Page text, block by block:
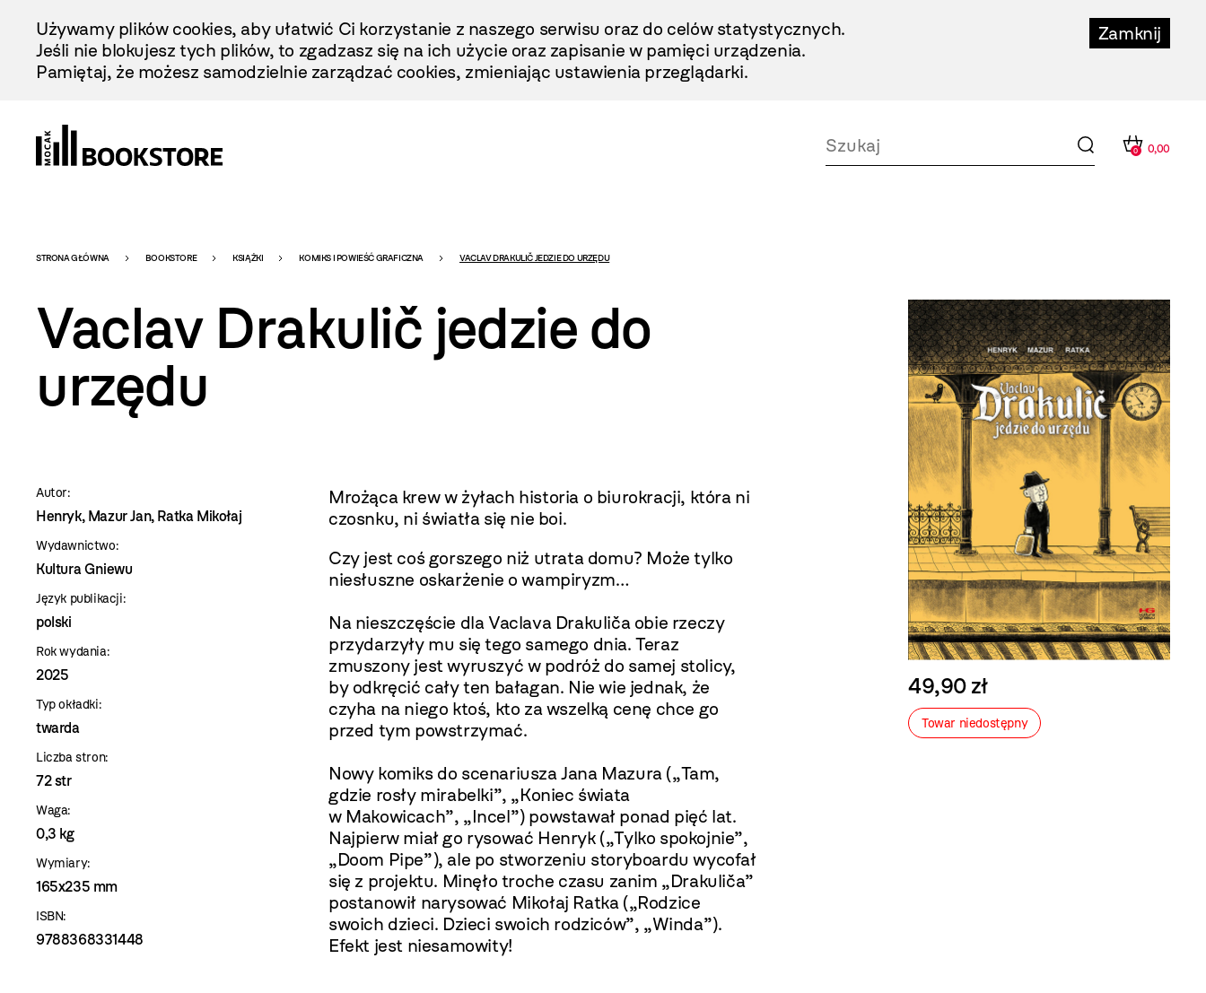
Treści
Zamknij
Używamy plików cookies, aby ułatwić Ci korzystanie z naszego serwisu oraz do celów statystycznych.
Jeśli nie blokujesz tych plików, to zgadzasz się na ich użycie oraz zapisanie w pamięci urządzenia.
Pamiętaj, że możesz samodzielnie zarządzać cookies, zmieniając ustawienia przeglądarki.
0 0,00
Bookstore
-
szablon
szczegóły
STRONA GŁÓWNA BOOKSTORE KSIĄŻKI KOMIKS I POWIEŚĆ GRAFICZNA VACLAV DRAKULIČ JEDZIE DO URZĘDU
Vaclav Drakulič jedzie do
urzędu
Autor:
Henryk, Mazur Jan, Ratka Mikołaj
Wydawnictwo:
Kultura Gniewu
Język publikacji:
polski
Rok wydania:
2025
Typ okładki:
twarda
Liczba stron:
72 str
Waga:
0,3 kg
Wymiary:
165x235 mm
ISBN:
9788368331448
Mrożąca krew w żyłach historia o biurokracji, która ni
czosnku, ni światła się nie boi.
Czy jest coś gorszego niż utrata domu? Może tylko
niesłuszne oskarżenie o wampiryzm…
Na nieszczęście dla Vaclava Drakuliča obie rzeczy
przydarzyły mu się tego samego dnia. Teraz
zmuszony jest wyruszyć w podróż do samej stolicy,
by odkręcić cały ten bałagan. Nie wie jednak, że
czyha na niego ktoś, kto za wszelką cenę chce go
przed tym powstrzymać.
Nowy komiks do scenariusza Jana Mazura („Tam,
gdzie rosły mirabelki”, „Koniec świata
w Makowicach”, „Incel”) powstawał ponad pięć lat.
Najpierw miał go rysować Henryk („Tylko spokojnie”,
„Doom Pipe”), ale po stworzeniu storyboardu wycofał
się z projektu. Minęło troche czasu zanim „Drakuliča”
postanowił narysować Mikołaj Ratka („Rodzice
swoich dzieci. Dzieci swoich rodziców”, „Winda”).
Efekt jest niesamowity!
49,90 zł
Towar niedostępny